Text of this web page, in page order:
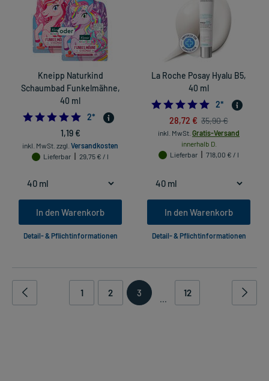
Kneipp Naturkind
Schaumbad Funkelmähne,
40 ml
5.0
2*
1,19 €
inkl. MwSt. zzgl. Versandkosten
Lieferbar
29,75 € / l
In den Warenkorb
Detail- & Pflichtinformationen
La Roche Posay Hyalu B5,
40 ml
5.0
2*
28,72 € 35,90 €
inkl. MwSt. Gratis-Versand
innerhalb D.
Lieferbar
718,00 € / l
In den Warenkorb
Detail- & Pflichtinformationen
1 2 3
...
12